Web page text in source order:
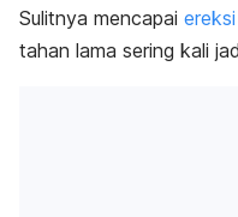
Sulitnya mencapai
tahan lama sering kali